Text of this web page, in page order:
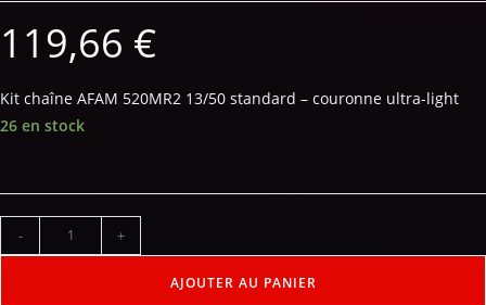
119,66 €
Kit chaîne AFAM 520MR2 13/50 standard – couronne ultra-light
26 en stock
- +
AJOUTER AU PANIER